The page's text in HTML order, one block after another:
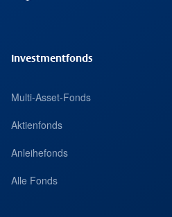
Investmentfonds
Multi-Asset-Fonds
Aktienfonds
Anleihefonds
Alle Fonds